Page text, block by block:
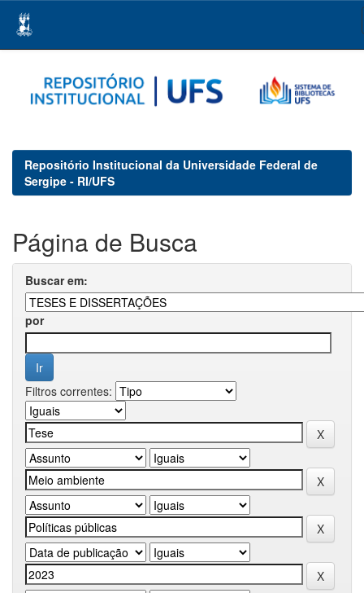
navigation
Repositório Institucional da Universidade Federal de
Sergipe - RI/UFS
Página de Busca
Buscar em:
por
Filtros correntes: